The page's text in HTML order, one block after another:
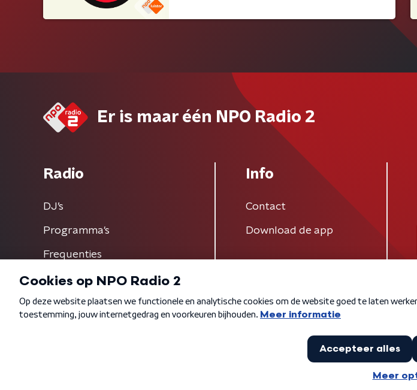
Er is maar één NPO Radio 2
Radio
DJ’s
Programma's
Frequenties
Info
Contact
Download de app
Algemene voorwaarden Privacybeleid